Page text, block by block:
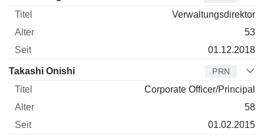
Verwaltungsdirektor
53
01.12.2018
Takashi Onishi PRN
Corporate Officer/Principal
58
01.02.2015